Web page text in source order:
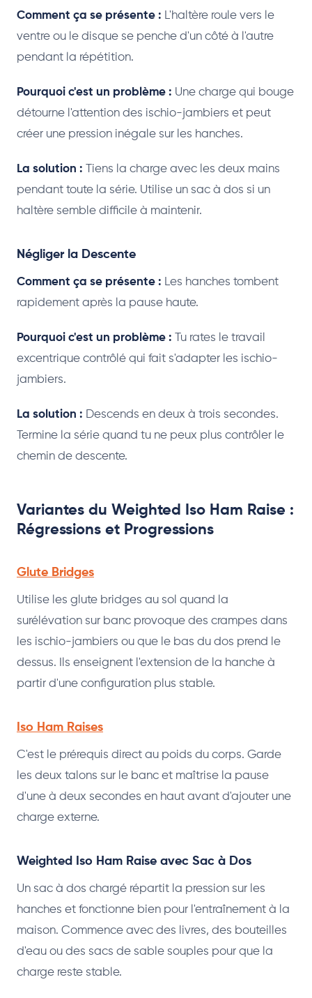
Comment ça se présente : L'haltère roule vers le
ventre ou le disque se penche d'un côté à l'autre
pendant la répétition.
Pourquoi c'est un problème : Une charge qui bouge
détourne l'attention des ischio-jambiers et peut
créer une pression inégale sur les hanches.
La solution : Tiens la charge avec les deux mains
pendant toute la série. Utilise un sac à dos si un
haltère semble difficile à maintenir.
Négliger la Descente
Comment ça se présente : Les hanches tombent
rapidement après la pause haute.
Pourquoi c'est un problème : Tu rates le travail
excentrique contrôlé qui fait s'adapter les ischio-
jambiers.
La solution : Descends en deux à trois secondes.
Termine la série quand tu ne peux plus contrôler le
chemin de descente.
Variantes du Weighted Iso Ham Raise :
Régressions et Progressions
Glute Bridges
Utilise les glute bridges au sol quand la
surélévation sur banc provoque des crampes dans
les ischio-jambiers ou que le bas du dos prend le
dessus. Ils enseignent l'extension de la hanche à
partir d'une configuration plus stable.
Iso Ham Raises
C'est le prérequis direct au poids du corps. Garde
les deux talons sur le banc et maîtrise la pause
d'une à deux secondes en haut avant d'ajouter une
charge externe.
Weighted Iso Ham Raise avec Sac à Dos
Un sac à dos chargé répartit la pression sur les
hanches et fonctionne bien pour l'entraînement à la
maison. Commence avec des livres, des bouteilles
d'eau ou des sacs de sable souples pour que la
charge reste stable.